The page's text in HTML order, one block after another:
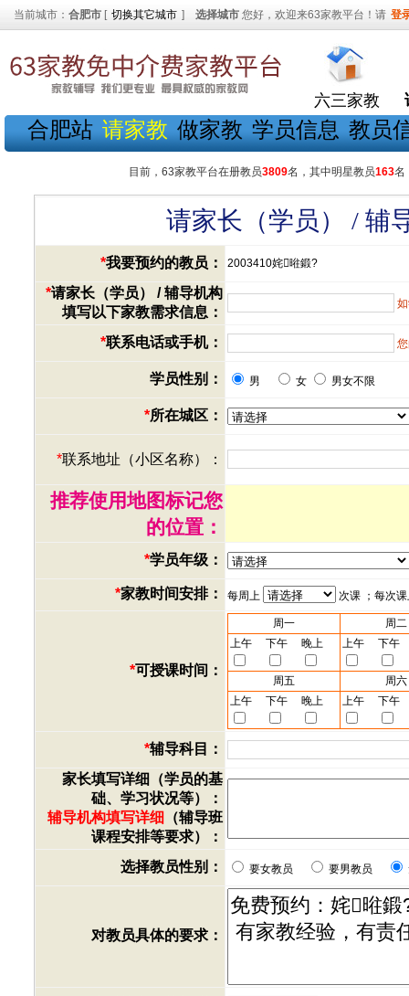
当前城市： 合肥市 [ 切换其它城市 ] 选择城市 您好，欢迎来63家教平台！请 登
六三家教
合肥站 请家教 做家教 学员信息 教员
目前，63家教平台在册教员3809名，其中明星教员163名
请家长（学员） / 辅
*我要预约的教员： 2003410姹暀鍛?
*请家长（学员） / 辅导机构
填写以下家教需求信息：
*联系电话或手机：
学员性别： 男 女 男女不限
*所在城区：
*联系地址（小区名称）：
推荐使用地图标记您
的位置：
*学员年级：
*家教时间安排： 每周上 次课 ；每次
*可授课时间：
周一
周二
上午
下午 晚上 上午 下午
周五
周六
上午
下午 晚上 上午 下午
*辅导科目：
家长填写详细（学员的基
础、学习状况等）：
辅导机构填写详细 （辅导班
课程安排等要求）：
选择教员性别：
要女教员 要男教员
对教员具体的要求：